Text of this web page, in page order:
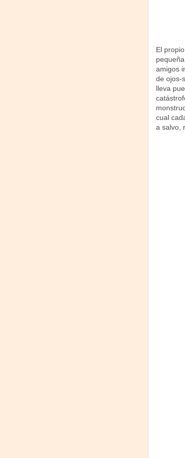
El
amigos
de ojos-
lleva
cual
a salvo,